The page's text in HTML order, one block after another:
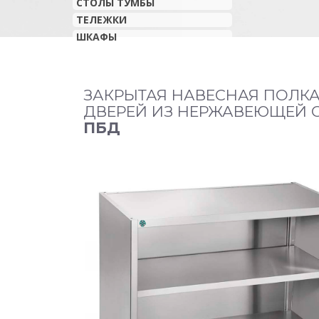
ТЕЛЕЖКИ
ШКАФЫ
ЗАКРЫТАЯ НАВЕСНАЯ
ДВЕРЕЙ ИЗ НЕРЖАВЕЮЩЕЙ
ПБД